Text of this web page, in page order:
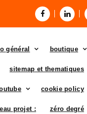
général boutique
sitemap et thematiques
cookie policy
projet : zéro degré